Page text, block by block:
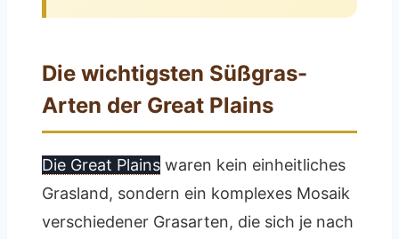
Die wichtigsten Süßgras-
Arten der Great Plains
Die Great Plains waren kein einheitliches
Grasland, sondern ein komplexes Mosaik
verschiedener Grasarten, die sich je nach